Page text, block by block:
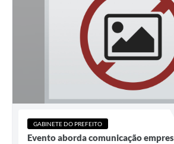
GABINETE DO PREFEITO
Evento aborda comunicação